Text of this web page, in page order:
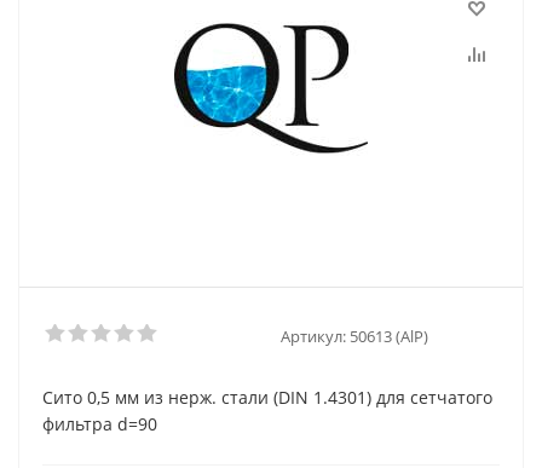
Артикул: 50613 (AlP)
Сито 0,5 мм из нерж. стали (DIN 1.4301) для сетчатого
фильтра d=90